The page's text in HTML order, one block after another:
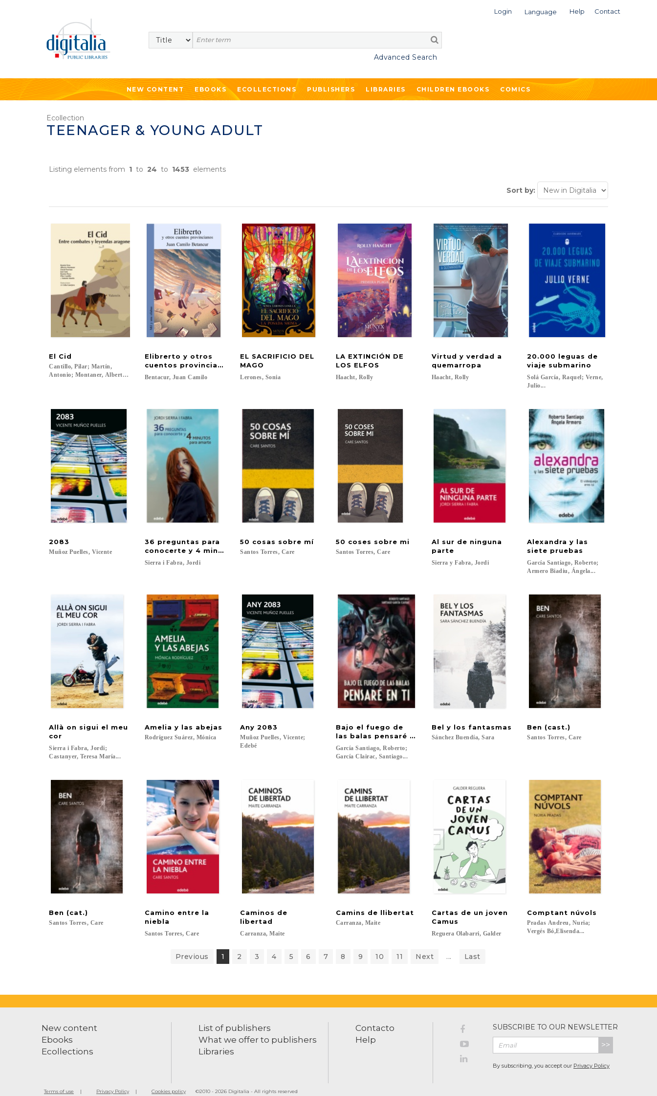
Login Language Help Contact
Search
Advanced Search
NEW CONTENT EBOOKS ECOLLECTIONS PUBLISHERS LIBRARIES CHILDREN EBOOKS COMICS
Ecollection
TEENAGER & YOUNG ADULT
Listing elements from 1 to 24 to 1453 elements
Sort by:
El Cid
Cantillo, Pilar; Martín,
Antonio; Montaner, Alberto; Porrinas, David; Pérez, Ramón; Soto, José; Tena, Ramón...
Elibrerto y otros
cuentos provincianos
Bentacur, Juan Camilo
EL SACRIFICIO DEL
MAGO
Lerones, Sonia
LA EXTINCIÓN DE
LOS ELFOS
Haacht, Rolly
Virtud y verdad a
quemarropa
Haacht, Rolly
20.000 leguas de
viaje submarino
Solá García, Raquel; Verne,
Julio...
2083
Muñoz Puelles, Vicente
36 preguntas para
conocerte y 4 minutos para amarte
Sierra i Fabra, Jordi
50 cosas sobre mí
Santos Torres, Care
50 coses sobre mi
Santos Torres, Care
Al sur de ninguna
parte
Sierra y Fabra, Jordi
Alexandra y las
siete pruebas
García Santiago, Roberto;
Armero Biadiu, Ángela...
Allà on sigui el meu
cor
Sierra i Fabra, Jordi;
Castanyer, Teresa María...
Amelia y las abejas
Rodríguez Suárez, Mónica
Any 2083
Muñoz Puelles, Vicente;
Edebé
Bajo el fuego de
las balas pensaré en ti
García Santiago, Roberto;
García Clairac, Santiago...
Bel y los fantasmas
Sánchez Buendía, Sara
Ben (cast.)
Santos Torres, Care
Ben (cat.)
Santos Torres, Care
Camino entre la
niebla
Santos Torres, Care
Caminos de
libertad
Carranza, Maite
Camins de llibertat
Carranza, Maite
Cartas de un joven
Camus
Reguera Olabarri, Galder
Comptant núvols
Pradas Andreu, Nuria;
Vergés Bó,Elisenda...
Previous 1 2 3 4 5 6 7 8 9 10 11 Next ... Last
New content
Ebooks
Ecollections
List of publishers
What we offer to publishers
Libraries
Contacto
Help
SUBSCRIBE TO OUR NEWSLETTER
>>
By subscribing, you accept our Privacy Policy
Terms of use Privacy Policy Cookies policy ©2010 - 2026 Digitalia - All rights reserved